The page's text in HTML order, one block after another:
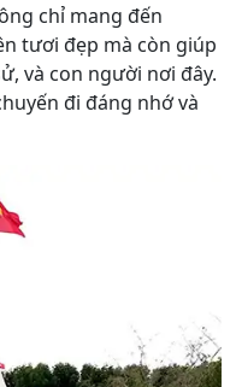
chỉ mang đến
tươi đẹp mà còn giúp
và con người nơi đây.
đi đáng nhớ và